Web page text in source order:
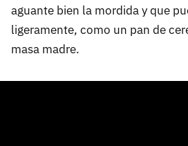
aguante bien la mordida y que
ligeramente, como un pan de
masa madre.